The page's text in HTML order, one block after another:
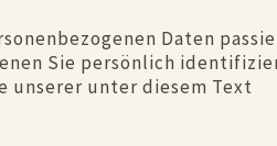
Daten
Sie persönlich
unserer unter diesem Text